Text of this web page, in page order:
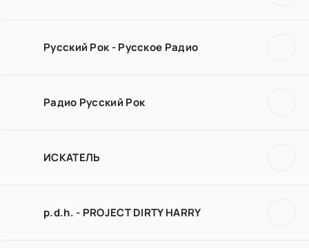
Русский Рок - Русское Радио
Радио Русский Рок
ИСКАТЕЛЬ
p.d.h. - PROJECT DIRTY HARRY